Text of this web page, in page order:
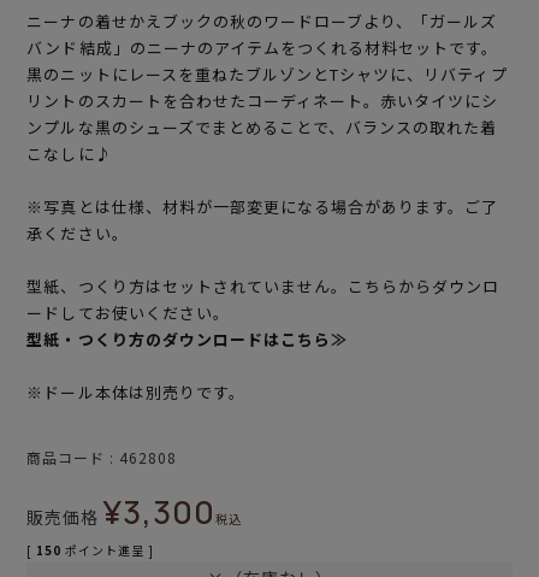
ニーナの着せかえブックの秋のワードローブより、「ガールズ
バンド結成」のニーナのアイテムをつくれる材料セットです。
黒のニットにレースを重ねたブルゾンとTシャツに、リバティプ
リントのスカートを合わせたコーディネート。赤いタイツにシ
ンプルな黒のシューズでまとめることで、バランスの取れた着
こなしに♪
※写真とは仕様、材料が一部変更になる場合があります。ご了
承ください。
型紙、つくり方はセットされていません。こちらからダウンロ
ードしてお使いください。
型紙・つくり方のダウンロードはこちら≫
※ドール本体は別売りです。
商品コード 462808
販売価格 ¥3,300税込
[ 150 ポイント進呈 ]